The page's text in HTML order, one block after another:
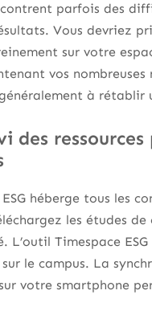
parfois des
Vous devriez
sur votre
vos
à rétablir
des
héberge tous les
les études
L’outil Timespace
sur le campus. La
votre smartphone